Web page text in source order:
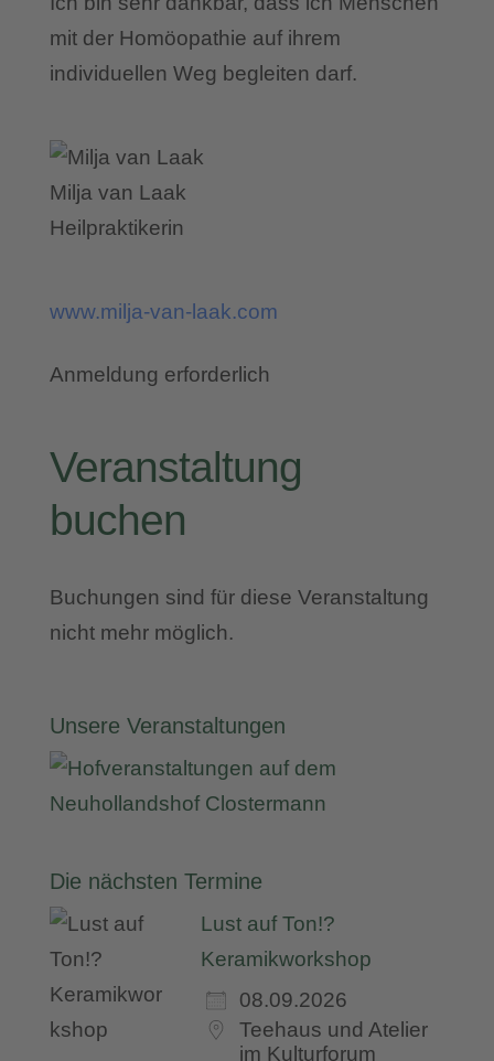
mit der Homöopathie auf ihrem
individuellen Weg begleiten darf.
Milja van Laak
Heilpraktikerin
www.milja-van-laak.com
Anmeldung erforderlich
Veranstaltung
buchen
Buchungen sind für diese Veranstaltung
nicht mehr möglich.
Unsere Veranstaltungen
Die nächsten Termine
Lust auf Ton!?
Keramikworkshop
08.09.2026
Teehaus und Atelier
im Kulturforum